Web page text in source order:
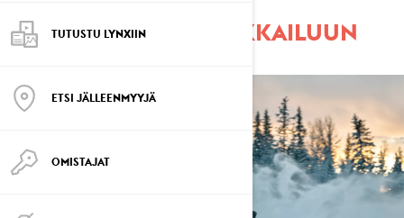
TUTUSTU LYNXIIN
ETSI JÄLLEENMYYJÄ
OMISTAJAT
PÄÄSYLIPPUSI SEIKKAILUUN